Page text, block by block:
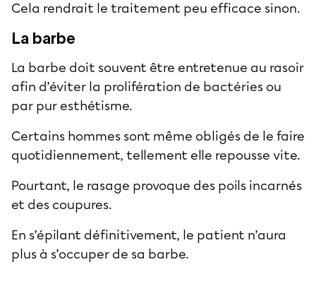
Cela rendrait le traitement peu efficace sinon.
La barbe
La barbe doit souvent être entretenue au rasoir
afin d’éviter la prolifération de bactéries ou
par pur esthétisme.
Certains hommes sont même obligés de le faire
quotidiennement, tellement elle repousse vite.
Pourtant, le rasage provoque des poils incarnés
et des coupures.
En s’épilant définitivement, le patient n’aura
plus à s’occuper de sa barbe.